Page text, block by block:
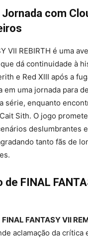
Jornada com
VII REBIRTH é uma
dá continuidade à
e Red XIII após a
em uma jornada para
série, enquanto
Sith. O jogo
deslumbrantes
tanto fãs de
de FINAL
FINAL FANTASY VII
aclamação da crítica